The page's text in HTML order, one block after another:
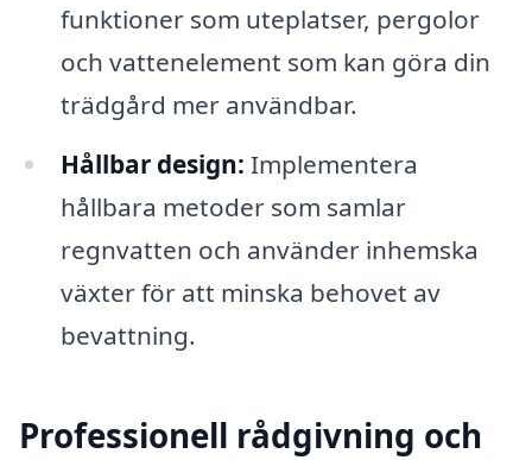
funktioner som uteplatser, pergolor
och vattenelement som kan göra din
trädgård mer användbar.
Hållbar design: Implementera
hållbara metoder som samlar
regnvatten och använder inhemska
växter för att minska behovet av
bevattning.
Professionell rådgivning och